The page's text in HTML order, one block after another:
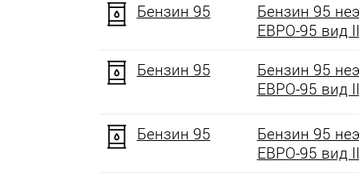
Бензин 95
Бензин 95
ЕВРО-95 вид
Бензин 95
Бензин 95
ЕВРО-95 вид
Бензин 95
Бензин 95
ЕВРО-95 вид